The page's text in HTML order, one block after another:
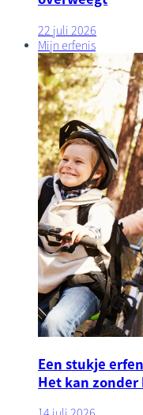
22 juli 2026
Mijn erfenis
Een stukje
Het kan